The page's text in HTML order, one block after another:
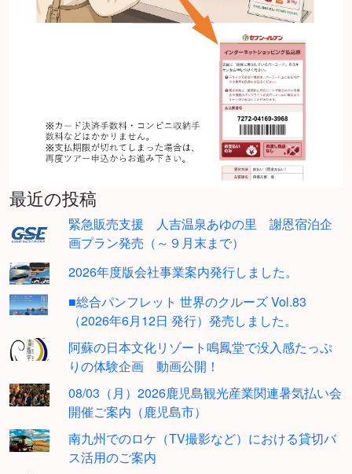
最近の投稿
緊急販売支援 人吉温泉あゆの里 謝恩宿泊企
画プラン発売（～９月末まで）
2026年度版会社事業案内発行しました。
■総合パンフレット 世界のクルーズ Vol.83
（2026年6月12日 発行）発売しました。
阿蘇の日本文化リゾート鳴鳳堂で没入感たっぷ
りの体験企画 動画公開！
08/03（月）2026鹿児島観光産業関連暑気払い会
開催ご案内（鹿児島市）
南九州でのロケ（TV撮影など）における貸切バ
ス活用のご案内